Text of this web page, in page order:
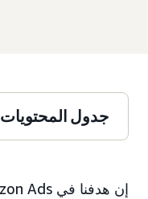
جدول المحتويات